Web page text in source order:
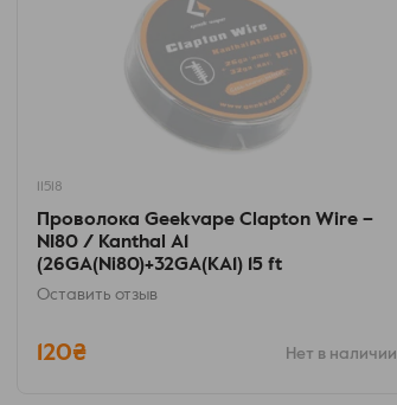
11518
Проволока Geekvape Clapton Wire –
NI80 / Kanthal A1
(26GA(Ni80)+32GA(KA1) 15 ft
Оставить отзыв
120₴ Нет в наличии